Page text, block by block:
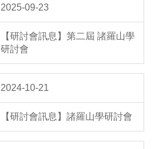
2025-09-23
【研討會訊息】第二屆 諸羅山學
研討會
2024-10-21
【研討會訊息】諸羅山學研討會